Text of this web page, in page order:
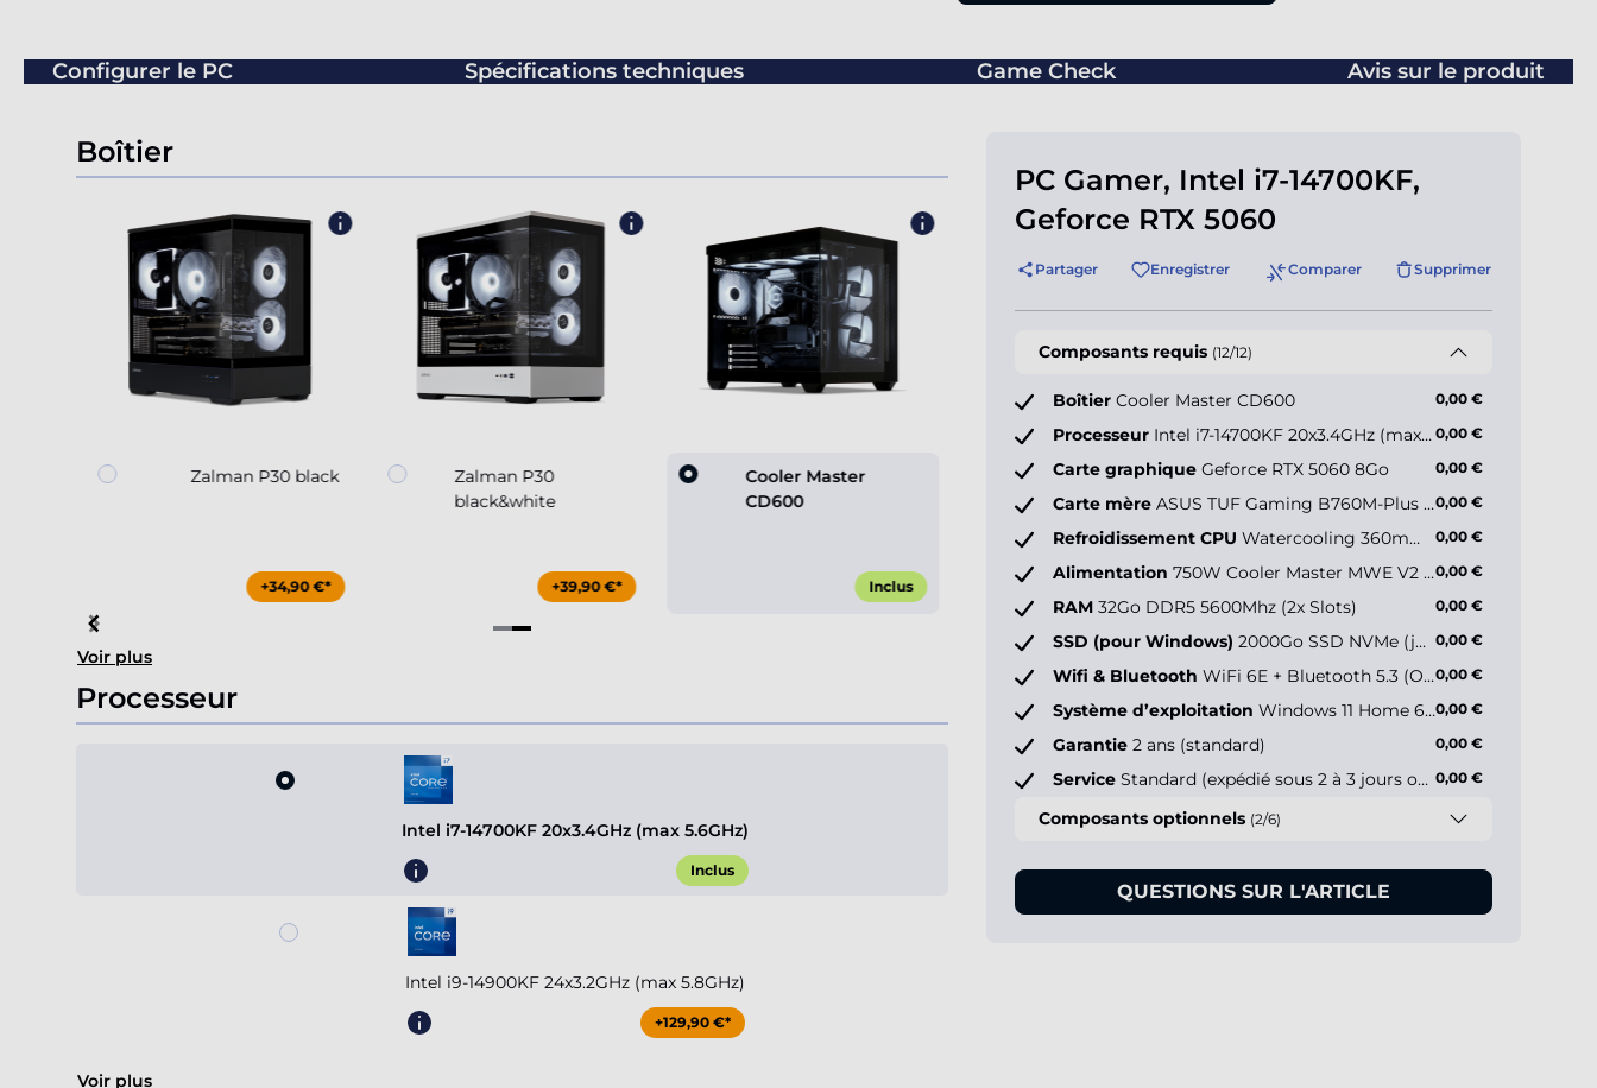
Configurer le PC Spécifications techniques Game Check Avis sur le produit
Boîtier
Zalman P30 black
+34,90 €*
Zalman P30
black&white
+39,90 €*
Cooler Master
CD600
Inclus
Item
4
of
4
Voir plus
Processeur
Intel i7-14700KF 20x3.4GHz (max 5.6GHz)
Inclus
Intel i9-14900KF 24x3.2GHz (max 5.8GHz)
+129,90 €*
Voir plus
PC Gamer, Intel i7-14700KF,
Geforce RTX 5060
Partager Enregistrer Comparer Supprimer
Composants requis (12/12)
Boîtier Cooler Master CD600 0,00 €
Processeur Intel i7-14700KF 20x3.4GHz (max 5.6GHz) 0,00 €
Carte graphique Geforce RTX 5060 8Go 0,00 €
Carte mère ASUS TUF Gaming B760M-Plus WiFi II0,00 €
Refroidissement CPU Watercooling 360mm - Cooler Master MasterLiquid 360 Core II 0,00 €
Alimentation 750W Cooler Master MWE V2 (80+ Gold)0,00 €
RAM 32Go DDR5 5600Mhz (2x Slots) 0,00 €
SSD (pour Windows) 2000Go SSD NVMe (jusqu’à 5000Mo/s) 0,00 €
Wifi & Bluetooth WiFi 6E + Bluetooth 5.3 (Onboard)0,00 €
Système d’exploitation Windows 11 Home 64 bits FR0,00 €
Garantie 2 ans (standard) 0,00 €
Service Standard (expédié sous 2 à 3 jours ouvrés) 0,00 €
Composants optionnels (2/6)
QUESTIONS SUR L'ARTICLE